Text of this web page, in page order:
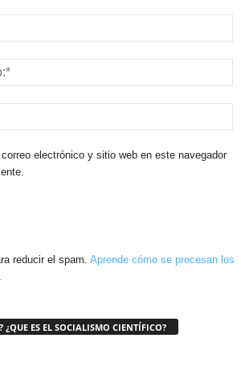
electrónico y sitio web en este navegador
reducir el spam. Aprende cómo se procesan los
¿QUE ES EL SOCIALISMO CIENTÍFICO?